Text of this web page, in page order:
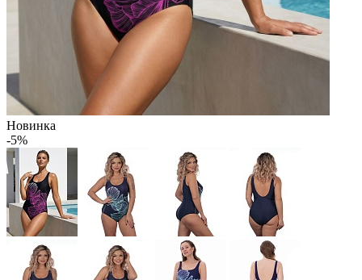
Новинка
-5%